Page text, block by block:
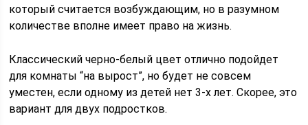
который считается возбуждающим, но в разумном
количестве вполне имеет право на жизнь.
Классический черно-белый цвет отлично подойдет
для комнаты “на вырост”, но будет не совсем
уместен, если одному из детей нет 3-х лет. Скорее, это
вариант для двух подростков.